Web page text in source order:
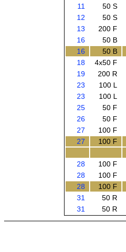
11
50 S
12
50 S
13
200 F
16
50 B
16
50 B
18
4x50 F
19
200 R
23
100 L
23
100 L
25
50 F
26
50 F
27
100 F
27
100 F
28 100 F
28
100 F
28
100 F
31
50 R
31
50 R